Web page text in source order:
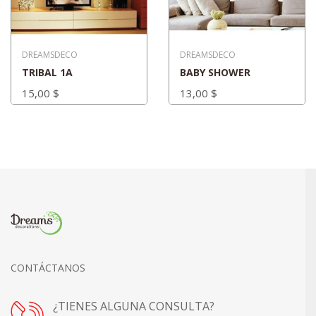
DREAMSDECO
TRIBAL 1A
15,00 $
DREAMSDECO
BABY SHOWER
13,00 $
CONTÁCTANOS
¿TIENES ALGUNA CONSULTA?